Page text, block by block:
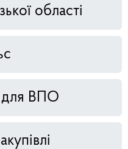
області
для ВПО